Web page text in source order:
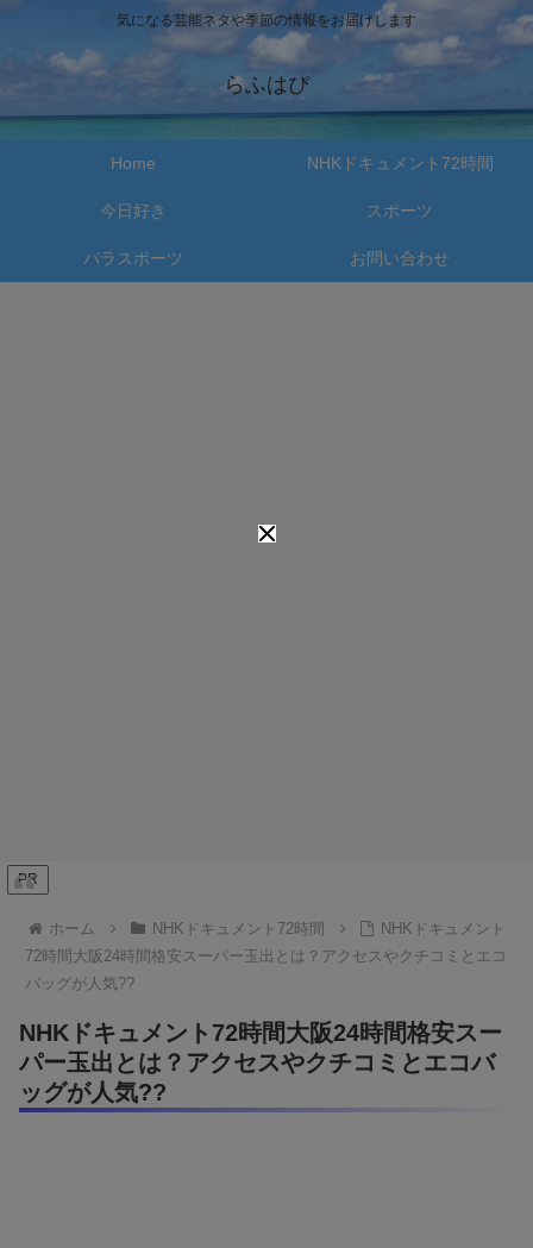
気になる芸能ネタや季節の情報をお届けします
らふはぴ
Home NHKドキュメント72時間
今日好き スポーツ
パラスポーツ お問い合わせ
PR
ホーム NHKドキュメント72時間
NHKドキュメント
72時間大阪24時間格安スーパー玉出とは？アクセスやクチコミとエコ
バッグが人気??
NHKドキュメント72時間大阪24時間格安スー
パー玉出とは？アクセスやクチコミとエコバ
ッグが人気??